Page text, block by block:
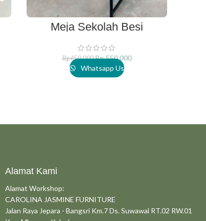
ADD TO CART
Meja Sekolah Besi
Rp650.000 Rp550.000
Whatsapp Us
Alamat Kami
Alamat Workshop:
CAROLINA JASMINE FURNITURE
Jalan Raya Jepara - Bangsri Km.7 Ds. Suwawal RT.02 RW.01